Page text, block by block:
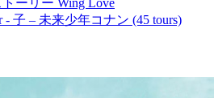
ーリー Wing Love
- 子 – 未来少年コナン (45 tours)